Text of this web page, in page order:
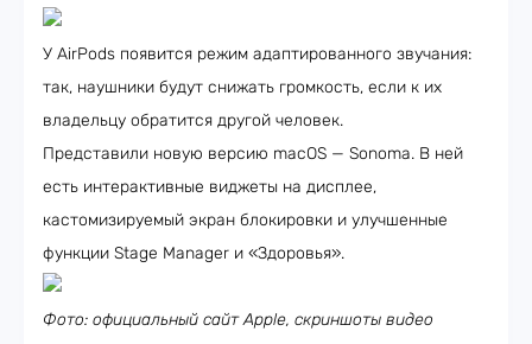
У AirPods появится режим адаптированного звучания:
так, наушники будут снижать громкость, если к их
владельцу обратится другой человек.
Представили новую версию macOS — Sonoma. В ней
есть интерактивные виджеты на дисплее,
кастомизируемый экран блокировки и улучшенные
функции Stage Manager и «Здоровья».
Фото: официальный сайт Apple, скриншоты видео